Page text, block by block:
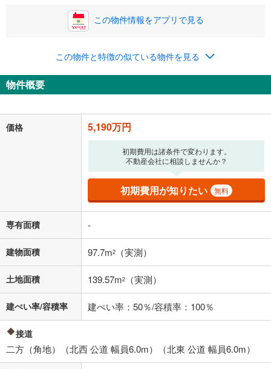
0円
ナス時の増額分（1回分）を入力してください。
ボーナス払いの限度額は金融機関によって異なります。
閉じる
月々の返済額
上、ご自身での入力をお願いいたします。初期設定で自動入力されてい
る値は、実際の金融機関等における貸出金利とは何ら関係がなく、実際
の金融機関等における貸出金利を何ら保証するものではありません。返
済方法「元利均等返済」にて算出しております。入力された金利を35年
適用した場合の計算結果を表示しています。
その他月額費用や、初期費用がかかります。ご注意ください。実際にお
借り入れの際は各金融機関等に、必ずご自身でご確認をお願いいたしま
す。
条件によってお借り入れができないことがあります。
不動産会社に購入相談をする
閉じる
この物件情報をアプリで見る
この物件と特徴の似ている物件を見る
物件概要
価格 5,190万円
初期費用は諸条件で変わります。
不動産会社に相談しませんか？
初期費用が知りたい 無料
専有面積 -
建物面積 97.7m2 （実測）
土地面積 139.57m2 （実測）
建ぺい率/容積率 建ぺい率：50％/容積率：100％
接道
二方（角地）（北西 公道 幅員6.0m）（北東 公道 幅員6.0m）